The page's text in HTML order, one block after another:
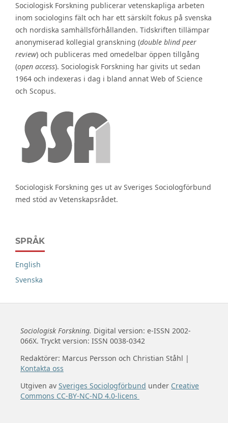
Sociologisk Forskning publicerar vetenskapliga arbeten
inom sociologins fält och har ett särskilt fokus på svenska
och nordiska samhällsförhållanden. Tidskriften tillämpar
anonymiserad kollegial granskning (double blind peer
review) och publiceras med omedelbar öppen tillgång
(open access). Sociologisk Forskning har givits ut sedan
1964 och indexeras i dag i bland annat Web of Science
och Scopus.
Sociologisk Forskning ges ut av Sveriges Sociologförbund
med stöd av Vetenskapsrådet.
SPRÅK
English
Svenska
Sociologisk Forskning. Digital version: e-ISSN 2002-
066X. Tryckt version: ISSN 0038-0342
Redaktörer: Marcus Persson och Christian Ståhl |
Kontakta oss
Utgiven av Sveriges Sociologförbund under Creative
Commons CC-BY-NC-ND 4.0-licens